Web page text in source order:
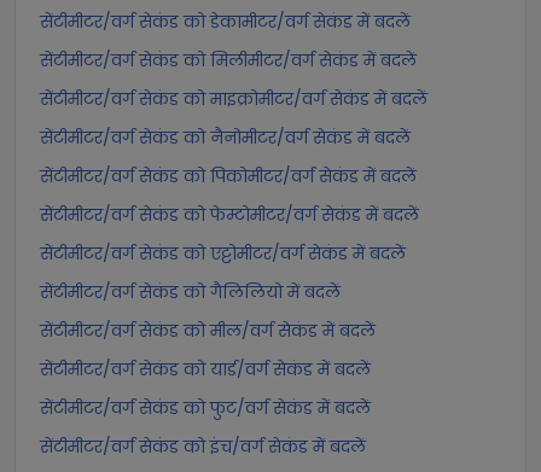
सेंटीमीटर/वर्ग सेकंड को डेकामीटर/वर्ग सेकंड में बदलें
सेंटीमीटर/वर्ग सेकंड को मिलीमीटर/वर्ग सेकंड में बदलें
सेंटीमीटर/वर्ग सेकंड को माइक्रोमीटर/वर्ग सेकंड में बदलें
सेंटीमीटर/वर्ग सेकंड को नैनोमीटर/वर्ग सेकंड में बदलें
सेंटीमीटर/वर्ग सेकंड को पिकोमीटर/वर्ग सेकंड में बदलें
सेंटीमीटर/वर्ग सेकंड को फेम्टोमीटर/वर्ग सेकंड में बदलें
सेंटीमीटर/वर्ग सेकंड को एट्टोमीटर/वर्ग सेकंड में बदलें
सेंटीमीटर/वर्ग सेकंड को गैलिलियो में बदलें
सेंटीमीटर/वर्ग सेकंड को मील/वर्ग सेकंड में बदलें
सेंटीमीटर/वर्ग सेकंड को यार्ड/वर्ग सेकंड में बदलें
सेंटीमीटर/वर्ग सेकंड को फुट/वर्ग सेकंड में बदलें
सेंटीमीटर/वर्ग सेकंड को इंच/वर्ग सेकंड में बदलें